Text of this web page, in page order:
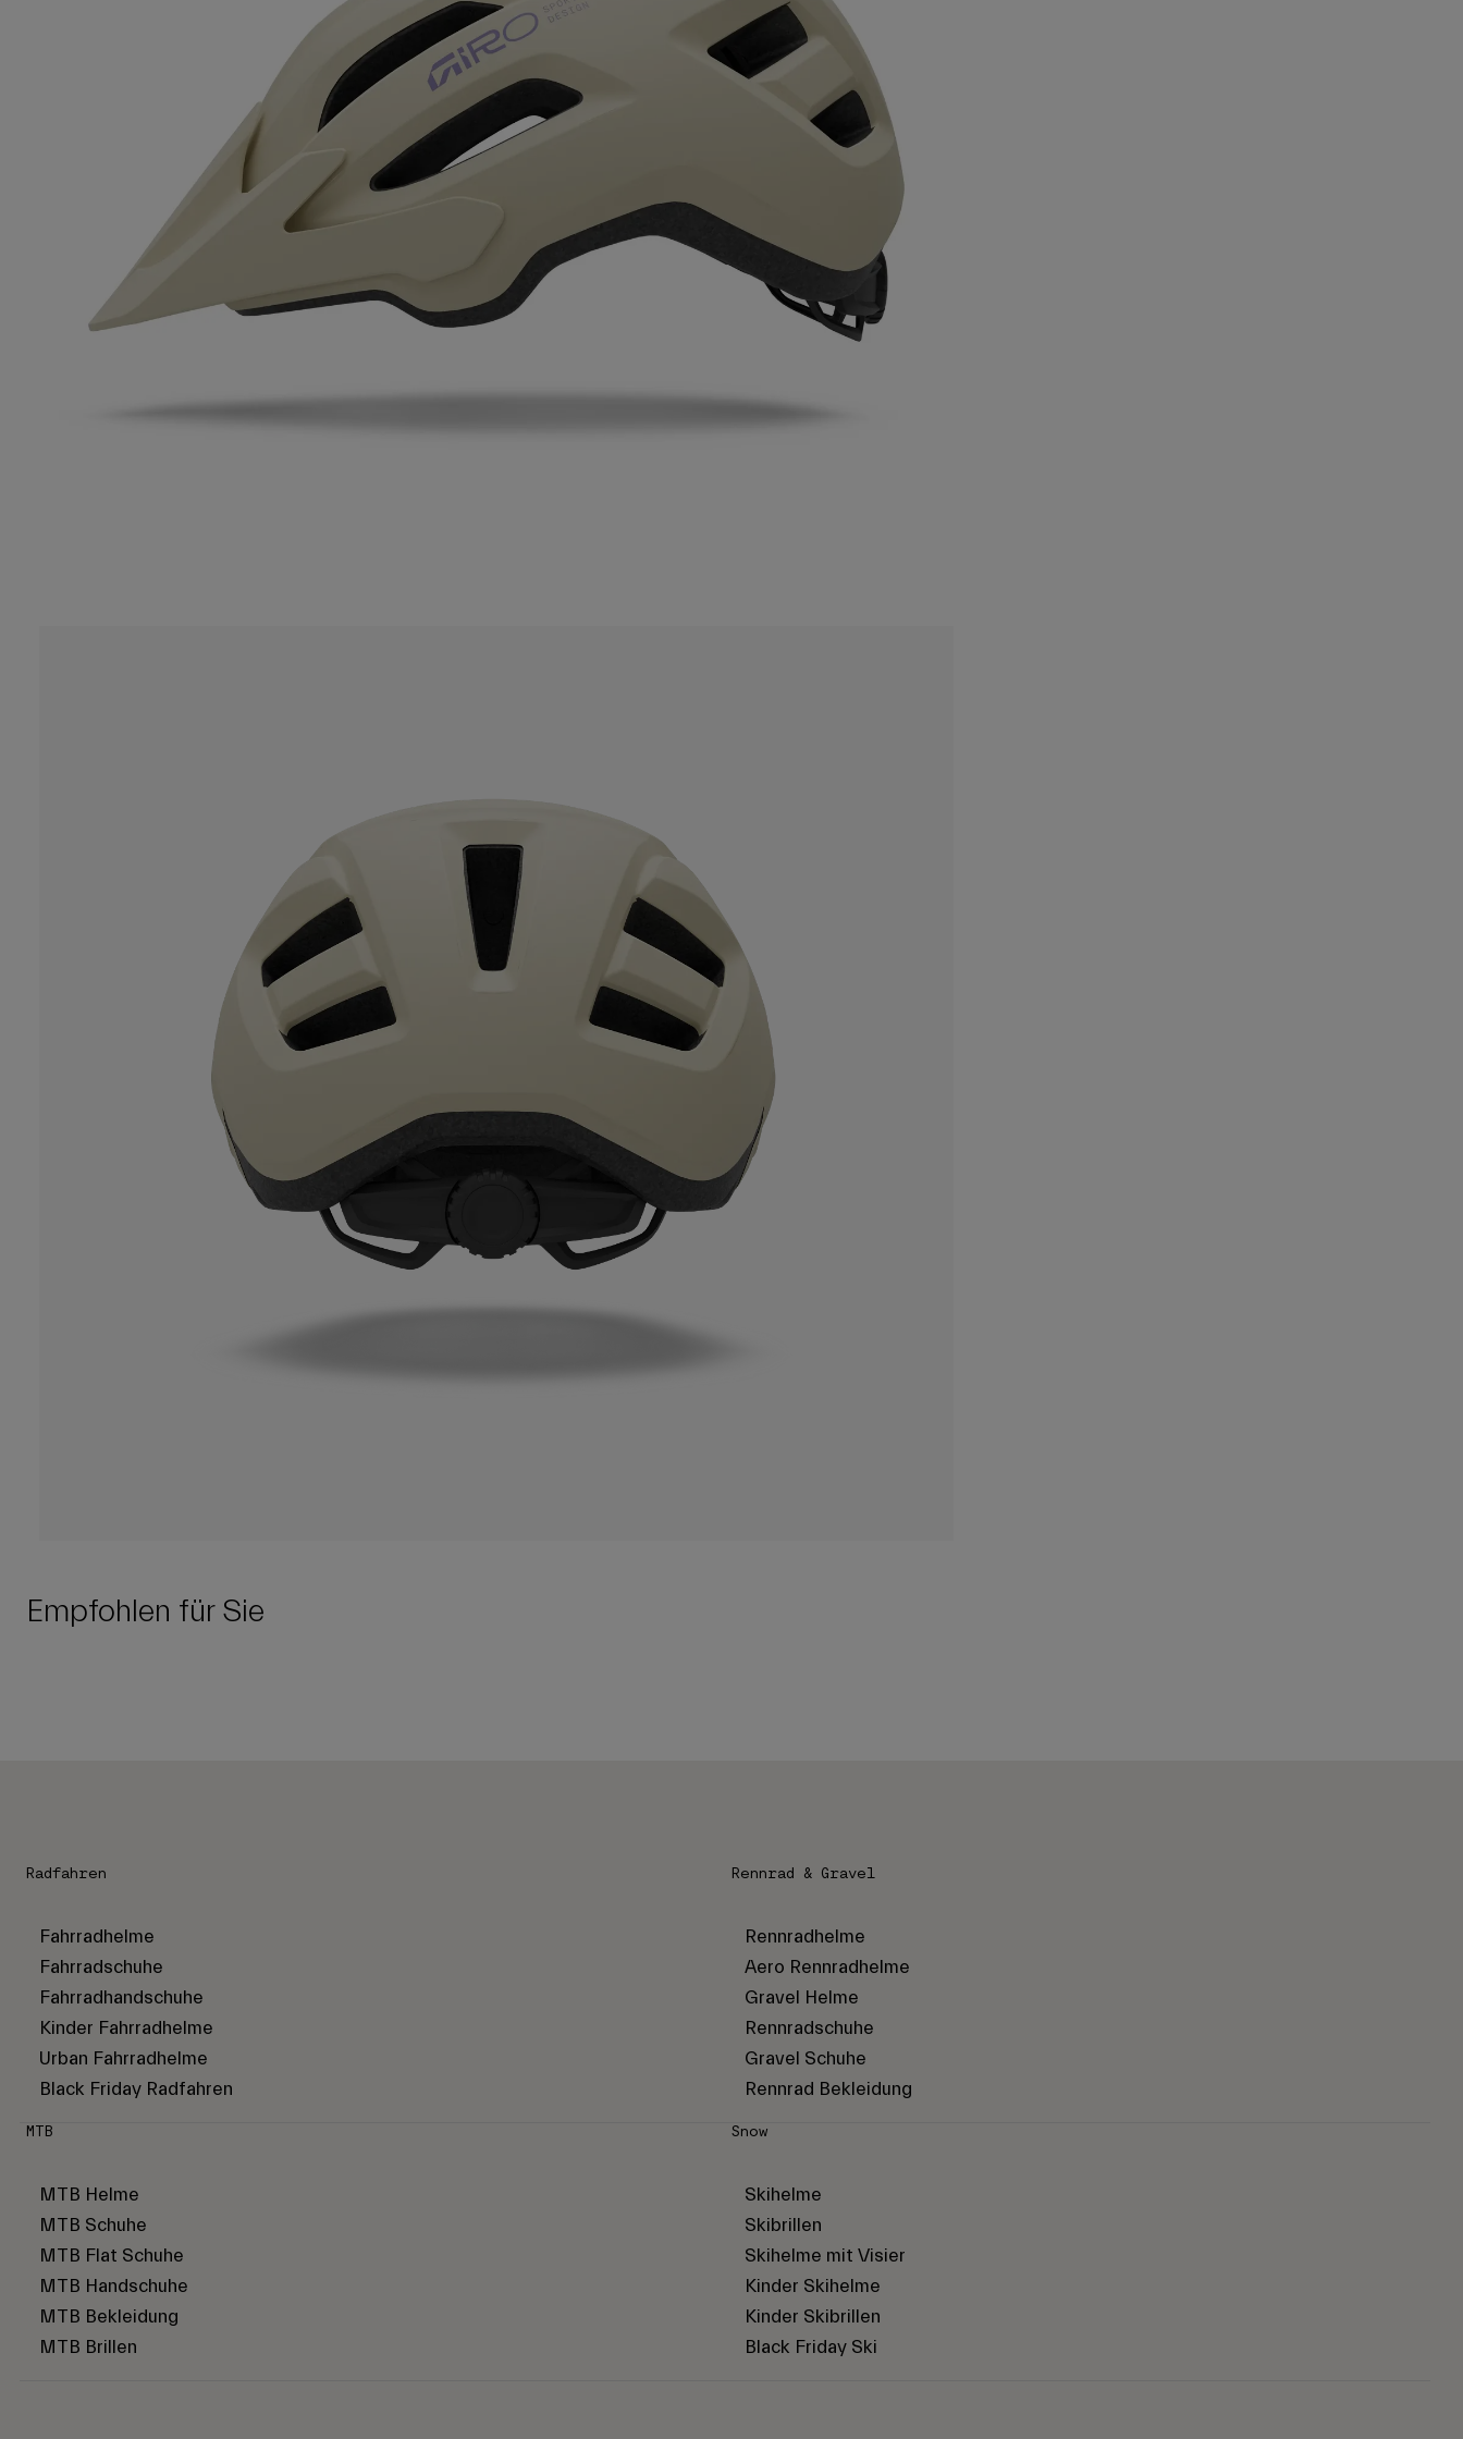
Empfohlen für Sie
Radfahren
Fahrradhelme
Fahrradschuhe
Fahrradhandschuhe
Kinder Fahrradhelme
Urban Fahrradhelme
Black Friday Radfahren
Rennrad & Gravel
Rennradhelme
Aero Rennradhelme
Gravel Helme
Rennradschuhe
Gravel Schuhe
Rennrad Bekleidung
MTB
MTB Helme
MTB Schuhe
MTB Flat Schuhe
MTB Handschuhe
MTB Bekleidung
MTB Brillen
Snow
Skihelme
Skibrillen
Skihelme mit Visier
Kinder Skihelme
Kinder Skibrillen
Black Friday Ski